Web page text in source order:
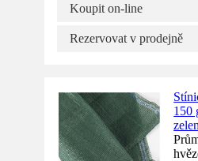
Koupit on-line
Rezervovat v prodejně
150